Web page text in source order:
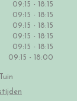
09:15 - 18:15
09:15 - 18:15
09:15 - 18:15
09:15 - 18:15
09:15 - 18:15
09:15 - 18:00